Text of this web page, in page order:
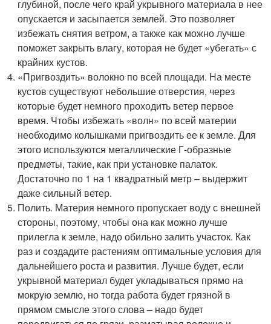
глубиной, после чего край укрывного материала в нее
опускается и засыпается землей. Это позволяет
избежать снятия ветром, а также как можно лучше
поможет закрыть влагу, которая не будет «убегать» с
крайних кустов.
«Пригвоздить» волокно по всей площади. На месте
кустов существуют небольшие отверстия, через
которые будет немного проходить ветер первое
время. Чтобы избежать «волн» по всей материи
необходимо колышками пригвоздить ее к земле. Для
этого используются металлические Г-образные
предметы, такие, как при установке палаток.
Достаточно по 1 на 1 квадратный метр – выдержит
даже сильный ветер.
Полить. Материя немного пропускает воду с внешней
стороны, поэтому, чтобы она как можно лучше
прилегла к земле, надо обильно залить участок. Как
раз и создадите растениям оптимальные условия для
дальнейшего роста и развития. Лучше будет, если
укрывной материал будет укладываться прямо на
мокрую землю, но тогда работа будет грязной в
прямом смысле этого слова – надо будет